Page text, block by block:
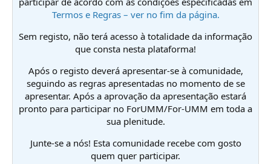
Termos e Regras – ver no fim da página.
Sem registo, não terá acesso à totalidade da informação
que consta nesta plataforma!
Após o registo deverá apresentar-se à comunidade,
seguindo as regras apresentadas no momento de se
apresentar. Após a aprovação da apresentação estará
pronto para participar no ForUMM/For-UMM em toda a
sua plenitude.
Junte-se a nós! Esta comunidade recebe com gosto
quem quer participar.